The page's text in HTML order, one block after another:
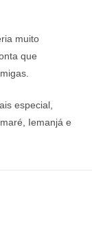
muito
que
especial,
Iemanjá e